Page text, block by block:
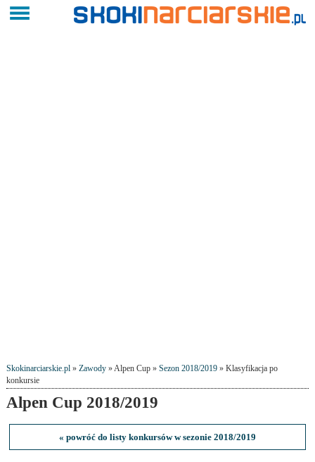
Skokinarciarskie.pl» Zawody» Alpen Cup » Sezon 2018/2019» Klasyfikacja po
konkursie
Alpen Cup 2018/2019
« powróć do listy konkursów w sezonie 2018/2019